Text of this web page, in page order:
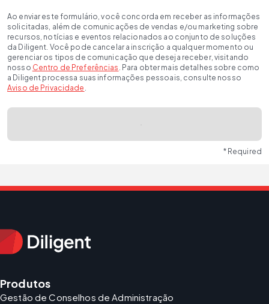
Ao enviar este formulário, você concorda em receber as informações
solicitadas, além de comunicações de vendas e/ou marketing sobre
recursos, notícias e eventos relacionados ao conjunto de soluções
da Diligent. Você pode cancelar a inscrição a qualquer momento ou
gerenciar os tipos de comunicação que deseja receber, visitando
nosso Centro de Preferências . Para obter mais detalhes sobre como
a Diligent processa suas informações pessoais, consulte nosso
Aviso de Privacidade .
* Required
Produtos
Gestão de Conselhos de Administração